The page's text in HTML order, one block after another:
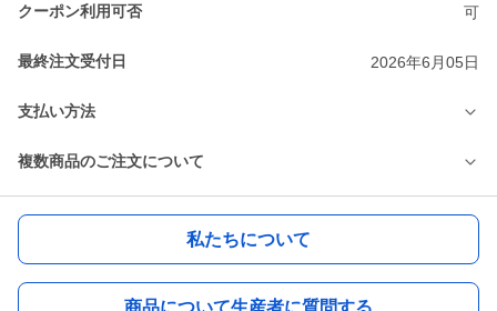
クーポン利用可否 可
最終注文受付日 2026年6月05日
支払い方法
複数商品のご注文について
私たちについて
商品について生産者に質問する